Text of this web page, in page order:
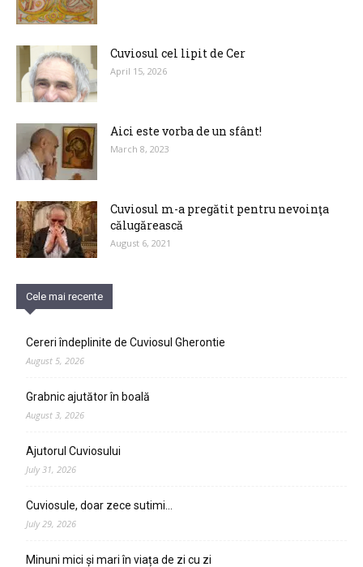
Cuviosul cel lipit de Cer
April 15, 2026
Aici este vorba de un sfânt!
March 8, 2023
Cuviosul m-a pregătit pentru nevoinţa
călugărească
August 6, 2021
Cele mai recente
Cereri îndeplinite de Cuviosul Gherontie
August 5, 2026
Grabnic ajutător în boală
August 3, 2026
Ajutorul Cuviosului
July 31, 2026
Cuviosule, doar zece sutimi…
July 29, 2026
Minuni mici și mari în viața de zi cu zi